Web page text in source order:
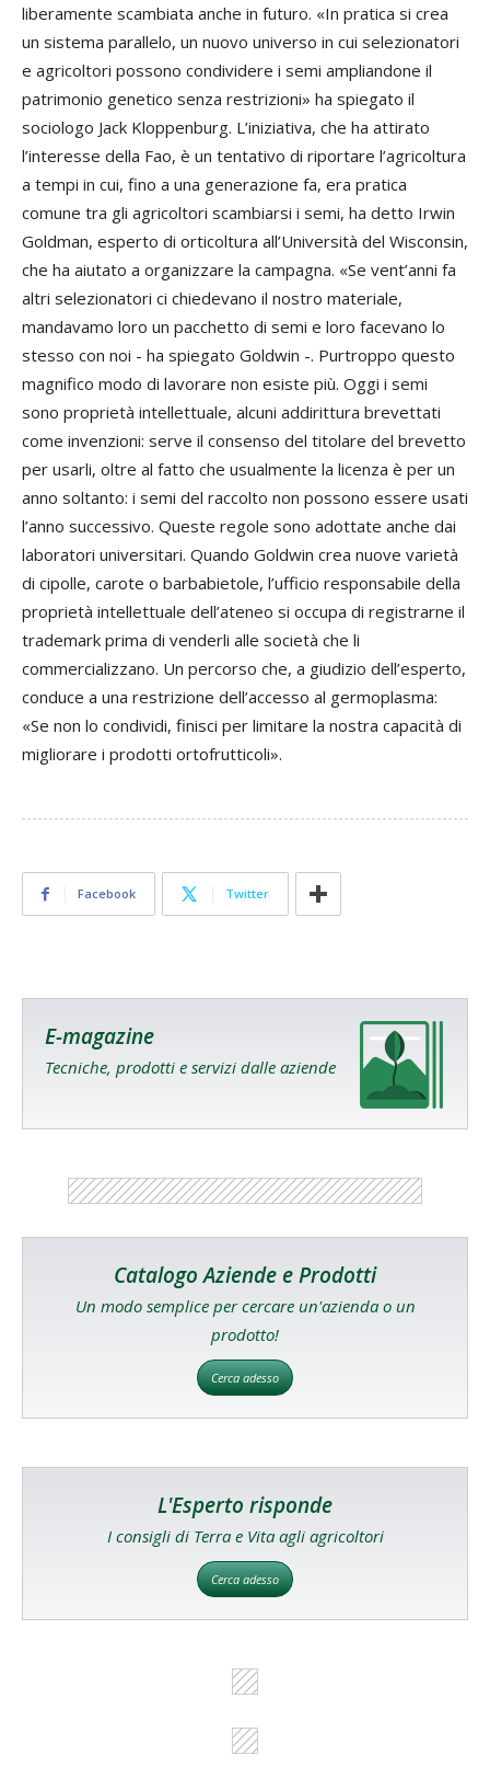
liberamente scambiata anche in futuro. «In pratica si crea
un sistema parallelo, un nuovo universo in cui selezionatori
e agricoltori possono condividere i semi ampliandone il
patrimonio genetico senza restrizioni» ha spiegato il
sociologo Jack Kloppenburg. L’iniziativa, che ha attirato
l’interesse della Fao, è un tentativo di riportare l’agricoltura
a tempi in cui, fino a una generazione fa, era pratica
comune tra gli agricoltori scambiarsi i semi, ha detto Irwin
Goldman, esperto di orticoltura all’Università del Wisconsin,
che ha aiutato a organizzare la campagna. «Se vent’anni fa
altri selezionatori ci chiedevano il nostro materiale,
mandavamo loro un pacchetto di semi e loro facevano lo
stesso con noi - ha spiegato Goldwin -. Purtroppo questo
magnifico modo di lavorare non esiste più. Oggi i semi
sono proprietà intellettuale, alcuni addirittura brevettati
come invenzioni: serve il consenso del titolare del brevetto
per usarli, oltre al fatto che usualmente la licenza è per un
anno soltanto: i semi del raccolto non possono essere usati
l’anno successivo. Queste regole sono adottate anche dai
laboratori universitari. Quando Goldwin crea nuove varietà
di cipolle, carote o barbabietole, l’ufficio responsabile della
proprietà intellettuale dell’ateneo si occupa di registrarne il
trademark prima di venderli alle società che li
commercializzano. Un percorso che, a giudizio dell’esperto,
conduce a una restrizione dell’accesso al germoplasma:
«Se non lo condividi, finisci per limitare la nostra capacità di
migliorare i prodotti ortofrutticoli».
Facebook Twitter
E-magazine
Tecniche, prodotti e servizi dalle aziende
Catalogo Aziende e Prodotti
Un modo semplice per cercare un'azienda o un
prodotto!
Cerca adesso
L'Esperto risponde
I consigli di Terra e Vita agli agricoltori
Cerca adesso